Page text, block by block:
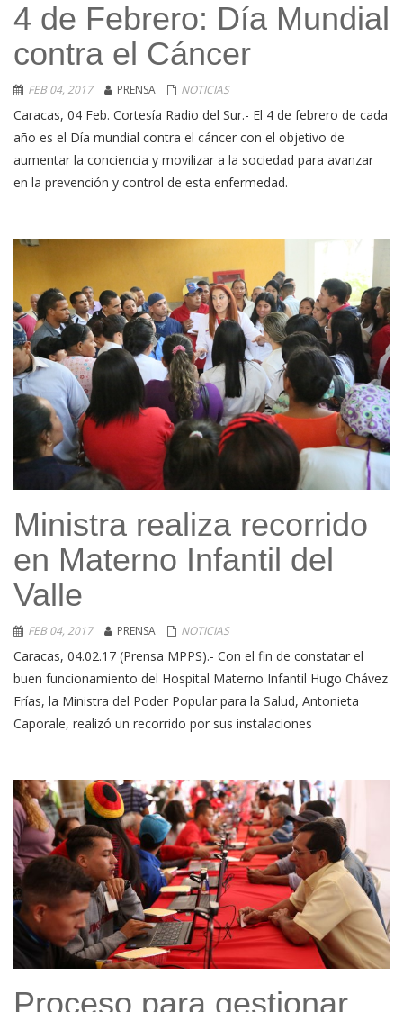
4 de Febrero: Día Mundial
contra el Cáncer
FEB 04, 2017 PRENSA NOTICIAS
Caracas, 04 Feb. Cortesía Radio del Sur.- El 4 de febrero de cada
año es el Día mundial contra el cáncer con el objetivo de
aumentar la conciencia y movilizar a la sociedad para avanzar
en la prevención y control de esta enfermedad.
Ministra realiza recorrido
en Materno Infantil del
Valle
FEB 04, 2017 PRENSA NOTICIAS
Caracas, 04.02.17 (Prensa MPPS).- Con el fin de constatar el
buen funcionamiento del Hospital Materno Infantil Hugo Chávez
Frías, la Ministra del Poder Popular para la Salud, Antonieta
Caporale, realizó un recorrido por sus instalaciones
Proceso para gestionar